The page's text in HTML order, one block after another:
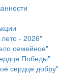
- 2026"
семейное"
Победы"
сердце добру"